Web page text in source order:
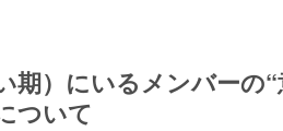
期）にいるメンバーの“
ついて